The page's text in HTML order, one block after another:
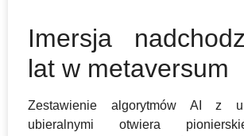
Imersja
lat w metaversum
Zestawienie algorytmów AI z
ubieralnymi otwiera